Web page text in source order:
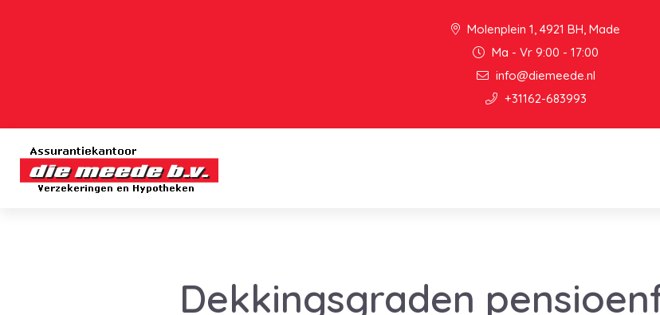
Molenplein 1, 4921 BH, Made
Ma - Vr 9:00 - 17:00
info@diemeede.nl
+31162-683993
Dekkingsgraden